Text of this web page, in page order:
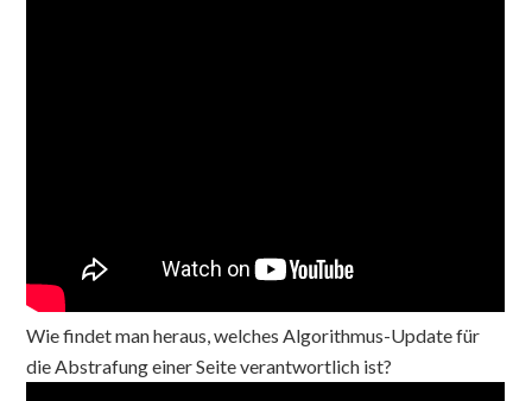
Wie findet man heraus, welches Algorithmus-Update für
die Abstrafung einer Seite verantwortlich ist?